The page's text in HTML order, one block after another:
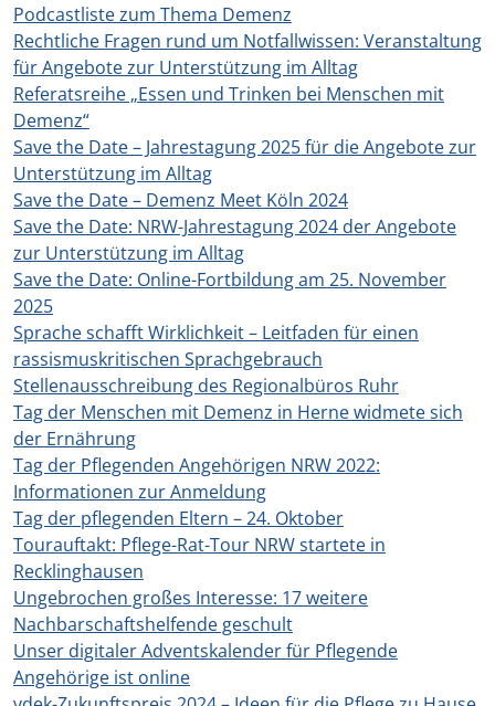
Podcastliste zum Thema Demenz
Rechtliche Fragen rund um Notfallwissen: Veranstaltung
für Angebote zur Unterstützung im Alltag
Referatsreihe „Essen und Trinken bei Menschen mit
Demenz“
Save the Date – Jahrestagung 2025 für die Angebote zur
Unterstützung im Alltag
Save the Date – Demenz Meet Köln 2024
Save the Date: NRW-Jahrestagung 2024 der Angebote
zur Unterstützung im Alltag
Save the Date: Online-Fortbildung am 25. November
2025
Sprache schafft Wirklichkeit – Leitfaden für einen
rassismuskritischen Sprachgebrauch
Stellenausschreibung des Regionalbüros Ruhr
Tag der Menschen mit Demenz in Herne widmete sich
der Ernährung
Tag der Pflegenden Angehörigen NRW 2022:
Informationen zur Anmeldung
Tag der pflegenden Eltern – 24. Oktober
Tourauftakt: Pflege-Rat-Tour NRW startete in
Recklinghausen
Ungebrochen großes Interesse: 17 weitere
Nachbarschaftshelfende geschult
Unser digitaler Adventskalender für Pflegende
Angehörige ist online